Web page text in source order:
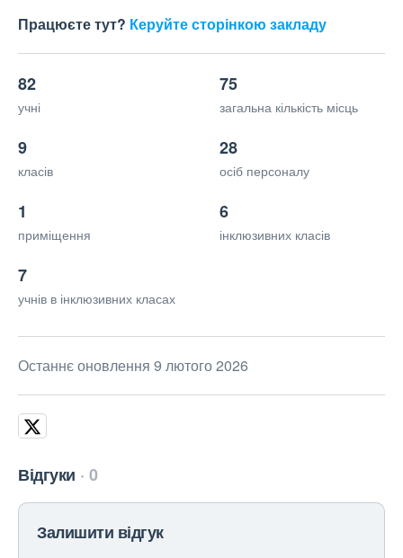
Працюєте тут? Керуйте сторінкою закладу
82
учні
75
загальна кількість місць
9
класів
28
осіб персоналу
1
приміщення
6
інклюзивних класів
7
учнів в інклюзивних класах
Останнє оновлення 9 лютого 2026
Відгуки 0
Залишити відгук